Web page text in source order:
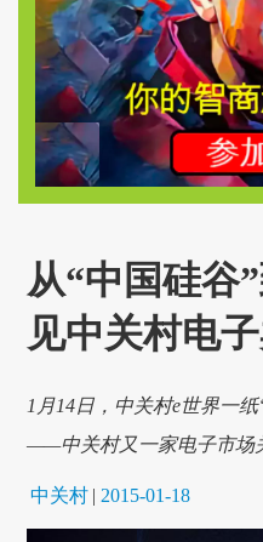
从“中国硅谷
见中关村电
1月14日，中关村e世界一
——中关村又一家电子市场
中关村 | 2015-01-18